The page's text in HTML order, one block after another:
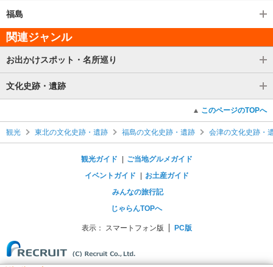
福島
関連ジャンル
お出かけスポット・名所巡り
文化史跡・遺跡
このページのTOPへ
観光 東北の文化史跡・遺跡 福島の文化史跡・遺跡 会津の文化史跡・
観光ガイド
ご当地グルメガイド
イベントガイド
お土産ガイド
みんなの旅行記
じゃらんTOPへ
表示： スマートフォン版 PC版